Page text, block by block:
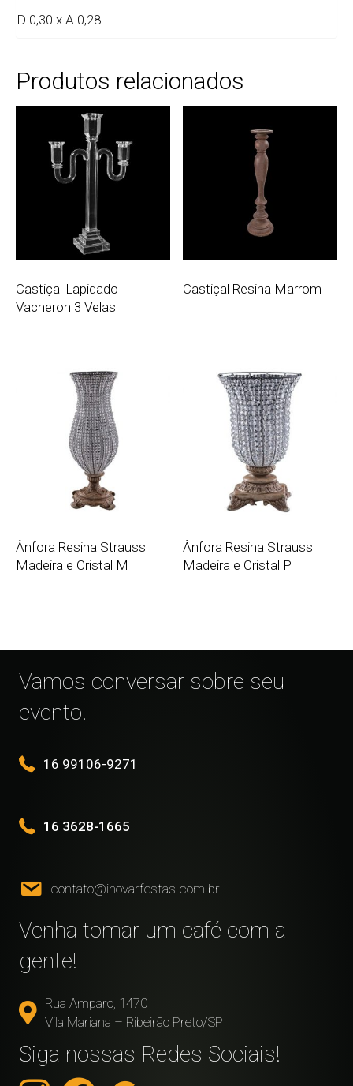
D 0,30 x A 0,28
Produtos relacionados
Castiçal Lapidado
Vacheron 3 Velas
Castiçal Resina Marrom
Ânfora Resina Strauss
Madeira e Cristal M
Ânfora Resina Strauss
Madeira e Cristal P
Vamos conversar sobre seu
evento!
16 99106-9271
16 3628-1665
contato@inovarfestas.com.br
Venha tomar um café com a
gente!
Rua Amparo, 1470
Vila Mariana – Ribeirão Preto/SP
Siga nossas Redes Sociais!